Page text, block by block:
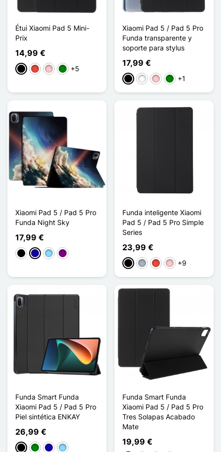
Étui Xiaomi Pad 5 Mini-
Prix
14,99 €
NegroRojoRosaVerde
+5
Xiaomi Pad 5 / Pad 5 Pro
Funda transparente y
soporte para stylus
17,99 €
NegroBlancoRosaVerde
+1
Xiaomi Pad 5 / Pad 5 Pro
Funda Night Sky
17,99 €
NegroAzul oscuro
Azul claro
Púrpura
Funda inteligente Xiaomi
Pad 5 / Pad 5 Pro Simple
Series
23,99 €
NegroGris RojoRosa+9
Funda Smart Funda
Xiaomi Pad 5 / Pad 5 Pro
Piel sintética ENKAY
26,99 €
NegroVerdeAzul oscuro
Azul claro
Funda Smart Funda
Xiaomi Pad 5 / Pad 5 Pro
Tres Solapas Acabado
Mate
19,99 €